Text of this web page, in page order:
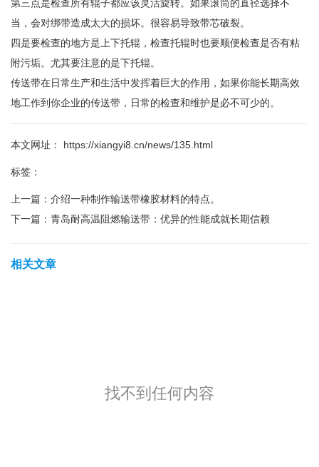
第三点是检查所有辊子都应该灵活旋转。如果滚筒的直径选择不
当，会对绑带造成太大的损坏。很容易导致带芯破裂。
四是要检查的地方是上下托辊，检查托辊时也要顺便检查是否有粘
附污垢。尤其要注意的是下托辊。
传送带在日常生产和生活中发挥着巨大的作用，如果你能长期高效
地工作到你企业的传送带，日常的检查和维护是必不可少的。
本文网址： https://xiangyi8.cn/news/135.html
标签：
上一篇： 介绍一种制作输送带橡胶材料的特点。
下一篇： 青岛耐高温阻燃输送带：优异的性能成就长期信赖
相关文章
找不到任何内容